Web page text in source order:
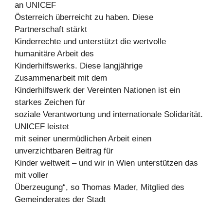
an UNICEF
Österreich überreicht zu haben. Diese
Partnerschaft stärkt
Kinderrechte und unterstützt die wertvolle
humanitäre Arbeit des
Kinderhilfswerks. Diese langjährige
Zusammenarbeit mit dem
Kinderhilfswerk der Vereinten Nationen ist ein
starkes Zeichen für
soziale Verantwortung und internationale Solidarität.
UNICEF leistet
mit seiner unermüdlichen Arbeit einen
unverzichtbaren Beitrag für
Kinder weltweit – und wir in Wien unterstützen das
mit voller
Überzeugung“, so Thomas Mader, Mitglied des
Gemeinderates der Stadt